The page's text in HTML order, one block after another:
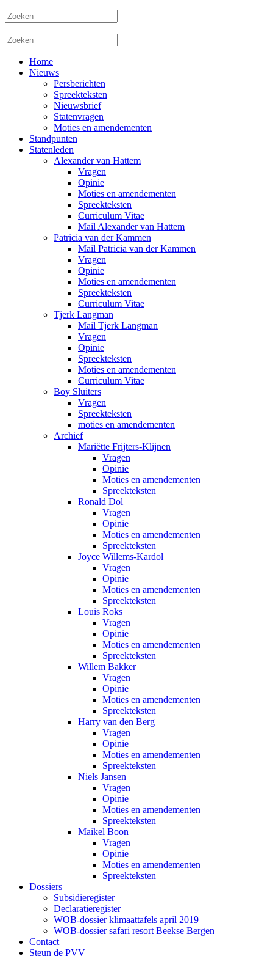
Home
Nieuws
Persberichten
Spreekteksten
Nieuwsbrief
Statenvragen
Moties en amendementen
Standpunten
Statenleden
Alexander van Hattem
Vragen
Opinie
Moties en amendementen
Spreekteksten
Curriculum Vitae
Mail Alexander van Hattem
Patricia van der Kammen
Mail Patricia van der Kammen
Vragen
Opinie
Moties en amendementen
Spreekteksten
Curriculum Vitae
Tjerk Langman
Mail Tjerk Langman
Vragen
Opinie
Spreekteksten
Moties en amendementen
Curriculum Vitae
Boy Sluiters
Vragen
Spreekteksten
moties en amendementen
Archief
Mariëtte Frijters-Klijnen
Vragen
Opinie
Moties en amendementen
Spreekteksten
Ronald Dol
Vragen
Opinie
Moties en amendementen
Spreekteksten
Joyce Willems-Kardol
Vragen
Opinie
Moties en amendementen
Spreekteksten
Louis Roks
Vragen
Opinie
Moties en amendementen
Spreekteksten
Willem Bakker
Vragen
Opinie
Moties en amendementen
Spreekteksten
Harry van den Berg
Vragen
Opinie
Moties en amendementen
Spreekteksten
Niels Jansen
Vragen
Opinie
Moties en amendementen
Spreekteksten
Maikel Boon
Vragen
Opinie
Moties en amendementen
Spreekteksten
Dossiers
Subsidieregister
Declaratieregister
WOB-dossier klimaattafels april 2019
WOB-dossier safari resort Beekse Bergen
Contact
Steun de PVV